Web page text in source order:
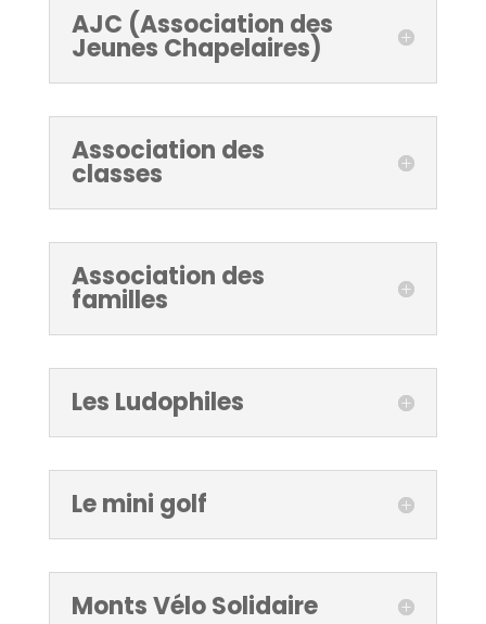
AJC (Association des
Jeunes Chapelaires)
Association des
classes
Association des
familles
Les Ludophiles
Le mini golf
Monts Vélo Solidaire